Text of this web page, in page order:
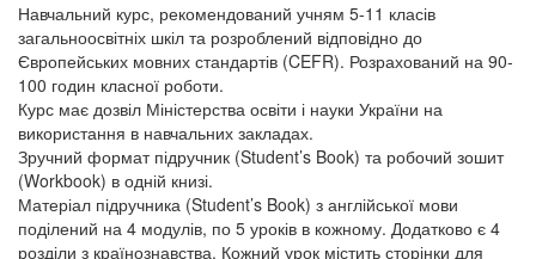
Навчальний курс, рекомендований учням 5-11 класів
загальноосвітніх шкіл та розроблений відповідно до
Європейських мовних стандартів (CEFR). Розрахований на 90-
100 годин класної роботи.
Курс має дозвіл Міністерства освіти і науки України на
використання в навчальних закладах.
Зручний формат підручник (Student’s Book) та робочий зошит
(Workbook) в одній книзі.
Матеріал підручника (Student’s Book) з англійської мови
поділений на 4 модулів, по 5 уроків в кожному. Додатково є 4
розділи з країнознавства. Кожний урок містить сторінки для